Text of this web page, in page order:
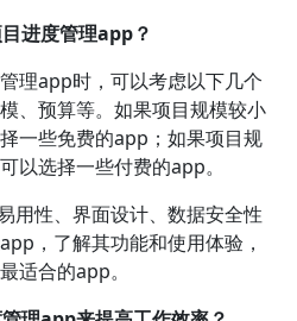
进度管理app？
理app时，可以考虑以下几个
、预算等。如果项目规模较小
一些免费的app；如果项目规
以选择一些付费的app。
用性、界面设计、数据安全性
，了解其功能和使用体验，
适合的app。